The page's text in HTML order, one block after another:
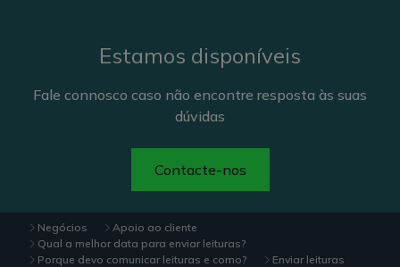
Estamos disponíveis
Fale connosco caso não encontre resposta às suas
dúvidas
Contacte-nos
Negócios
Apoio ao cliente
Qual a melhor data para enviar leituras?
Porque devo comunicar leituras e como?
Enviar leituras